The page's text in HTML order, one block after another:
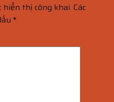
hiển thị công khai. Các
*